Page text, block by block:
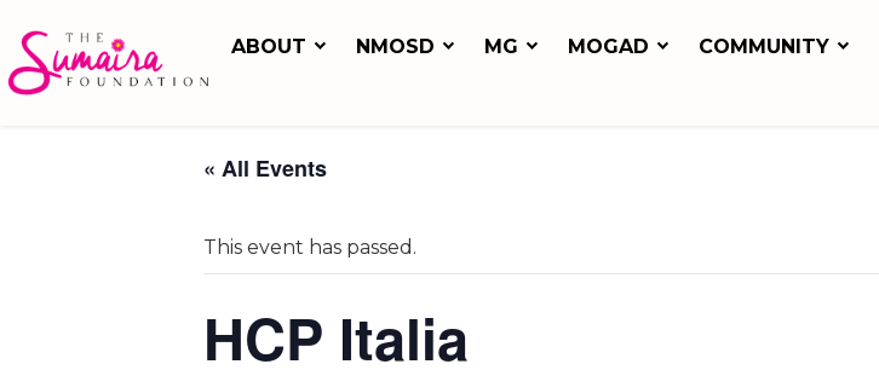
ABOUT NMOSD MG MOGAD COMMUNITY
« All Events
This event has passed.
HCP Italia